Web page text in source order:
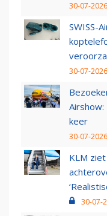
30-07-
SWISS-
30-07-
keer
30-07-
KLM
30-07-